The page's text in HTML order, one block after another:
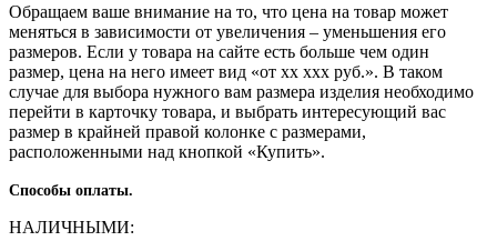
Обращаем ваше внимание на то, что цена на товар может
меняться в зависимости от увеличения – уменьшения его
размеров. Если у товара на сайте есть больше чем один
размер, цена на него имеет вид «от хх ххх руб.». В таком
случае для выбора нужного вам размера изделия необходимо
перейти в карточку товара, и выбрать интересующий вас
размер в крайней правой колонке с размерами,
расположенными над кнопкой «Купить».
Способы оплаты.
НАЛИЧНЫМИ: